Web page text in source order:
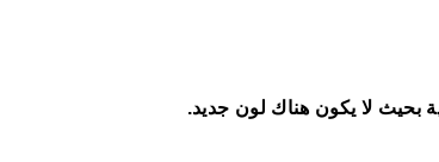
بحيث لا يكون هناك لون جديد.